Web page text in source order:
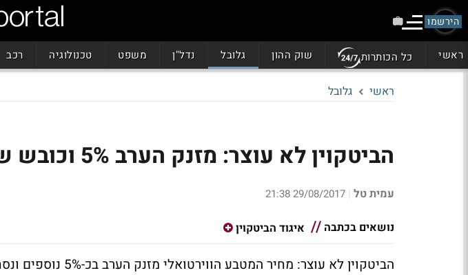
הירשמו
ראשי כל הכותרות שוק ההון גלובל נדל"ן משפט טכנולוגיה רכב
ראשי גלובל
הביטקוין לא עוצר: מזנק הערב 5% וכובש שיא חדש
עמית טל |
29/08/2017 21:38
נושאים בכתבה
איגוד הביטקוין